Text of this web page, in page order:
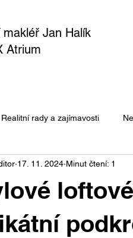
makléř Jan Halík
Atrium
Realitní rady a zajímavosti
17. 11. 2024 Minut čtení: 1